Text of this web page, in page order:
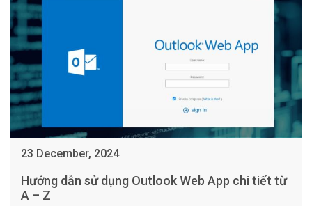
23 December, 2024
Hướng dẫn sử dụng Outlook Web App chi tiết từ
A – Z